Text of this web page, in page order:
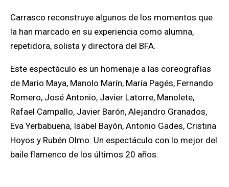
Carrasco reconstruye algunos de los momentos que
la han marcado en su experiencia como alumna,
repetidora, solista y directora del BFA.
Este espectáculo es un homenaje a las coreografías
de Mario Maya, Manolo Marín, María Pagés, Fernando
Romero, José Antonio, Javier Latorre, Manolete,
Rafael Campallo, Javier Barón, Alejandro Granados,
Eva Yerbabuena, Isabel Bayón, Antonio Gades, Cristina
Hoyos y Rubén Olmo. Un espectáculo con lo mejor del
baile flamenco de los últimos 20 años.